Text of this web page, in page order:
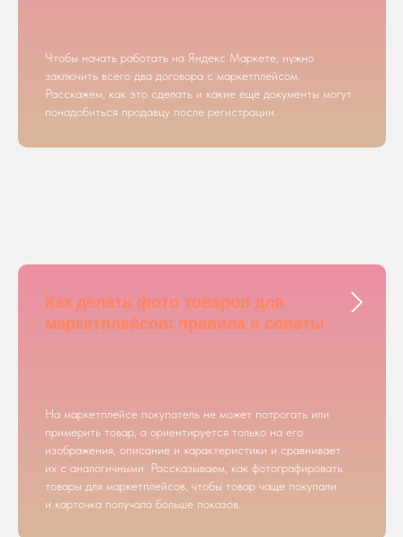
Чтобы начать работать на Яндекс Маркете, нужно
заключить всего два договора с маркетплейсом.
Расскажем, как это сделать и какие ещё документы могут
понадобиться продавцу после регистрации.
Как делать фото товаров для
маркетплейсов: правила и советы
На маркетплейсе покупатель не может потрогать или
примерить товар, а ориентируется только на его
изображения, описание и характеристики и сравнивает
их с аналогичными. Рассказываем, как фотографировать
товары для маркетплейсов, чтобы товар чаще покупали
и карточка получала больше показов.